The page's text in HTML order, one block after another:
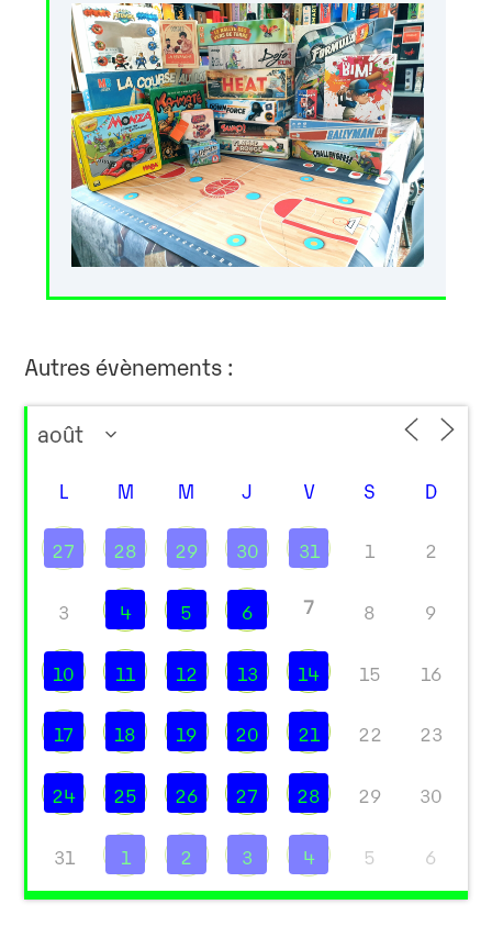
Autres évènements :
L M M J V S D
27 28 29 30 31 1 2
3 4 5 6 7 8 9
10 11 12 13 14 15 16
17 18 19 20 21 22 23
24 25 26 27 28 29 30
31 1 2 3 4 5 6